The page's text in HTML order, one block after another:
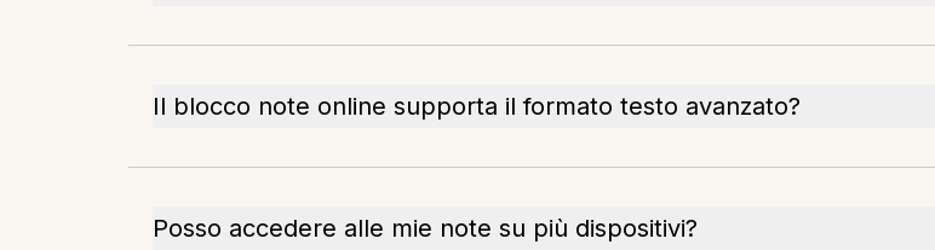
Il blocco note online supporta il formato testo avanzato?
Posso accedere alle mie note su più dispositivi?